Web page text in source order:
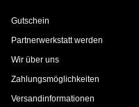
Gutschein
Partnerwerkstatt werden
Wir über uns
Zahlungsmöglichkeiten
Versandinformationen